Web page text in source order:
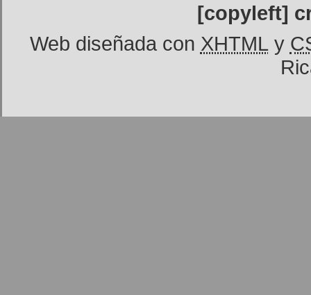
[copyleft]
Web diseñada con XHTMLy